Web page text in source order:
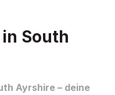
South
Ayrshire – deine